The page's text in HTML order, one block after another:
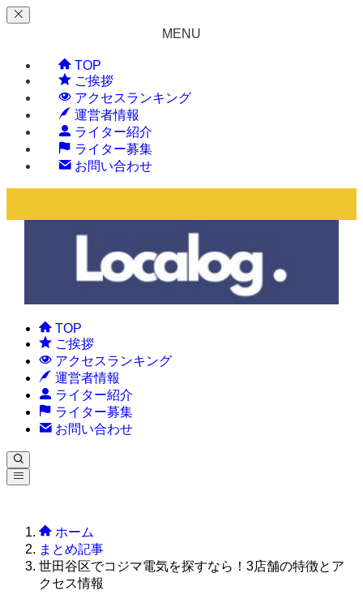
MENU
TOP
ご挨拶
アクセスランキング
運営者情報
ライター紹介
ライター募集
お問い合わせ
TOP
ご挨拶
アクセスランキング
運営者情報
ライター紹介
ライター募集
お問い合わせ
ホーム
まとめ記事
世田谷区でコジマ電気を探すなら！3店舗の特徴とア
クセス情報